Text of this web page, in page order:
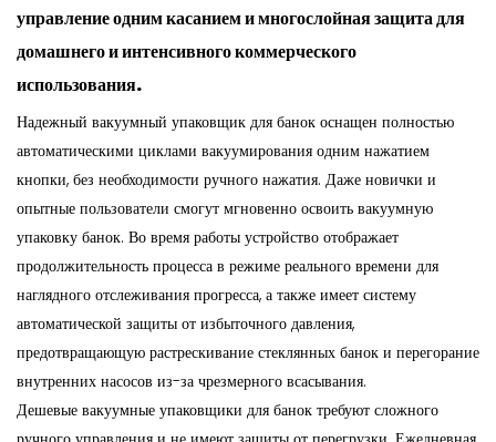
управление одним касанием и многослойная защита для
домашнего и интенсивного коммерческого
использования.
Надежный вакуумный упаковщик для банок оснащен полностью
автоматическими циклами вакуумирования одним нажатием
кнопки, без необходимости ручного нажатия. Даже новички и
опытные пользователи смогут мгновенно освоить вакуумную
упаковку банок. Во время работы устройство отображает
продолжительность процесса в режиме реального времени для
наглядного отслеживания прогресса, а также имеет систему
автоматической защиты от избыточного давления,
предотвращающую растрескивание стеклянных банок и перегорание
внутренних насосов из-за чрезмерного всасывания.
Дешевые вакуумные упаковщики для банок требуют сложного